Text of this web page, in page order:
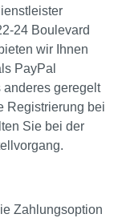
24 Boulevard
wir Ihnen
PayPal
anderes geregelt
Registrierung bei
Sie bei der
Zahlungsoption